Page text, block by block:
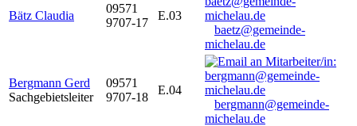
Bätz Claudia
09571
9707-17
E.03
baetz@gemeinde-
michelau.de
Bergmann Gerd
Sachgebietsleiter
09571
9707-18
E.04
bergmann@gemeinde-
michelau.de